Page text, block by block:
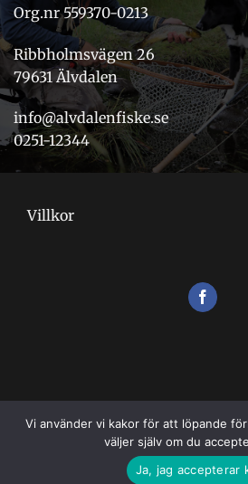
Org.nr 559370-0213
Ribbholmsvägen 26
79631 Älvdalen
info@alvdalenfiske.se
0251-12344
Villkor
Copyright 2026 ©
Vi använder vi kakor för att löpande
väljer själv om du
Ja, jag accepterar